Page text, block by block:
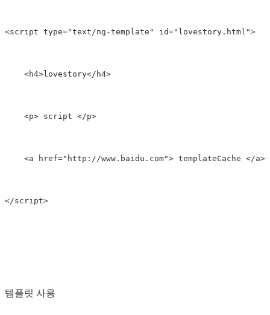
<script type="text/ng-template" id="lovestory.html">
    <h4>lovestory</h4>
    <p> script </p>
    <a href="http://www.baidu.com"> templateCache </a>
</script>
템플릿 사용